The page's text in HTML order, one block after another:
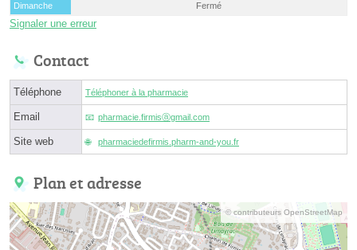
Dimanche
Fermé
Signaler une erreur
Contact
Téléphone Téléphoner à la pharmacie
Email pharmacie.firmisⓐgmail.com
Site web pharmaciedefirmis.pharm-and-you.fr
Plan et adresse
© contributeurs OpenStreetMap